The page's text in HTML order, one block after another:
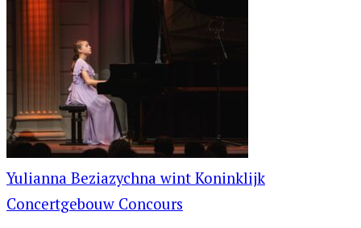
Yulianna Beziazychna wint Koninklijk
Concertgebouw Concours